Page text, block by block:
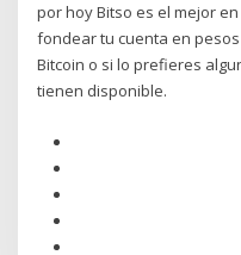
por hoy Bitso es el mejor
fondear tu cuenta en
Bitcoin o si lo prefieres
tienen disponible.